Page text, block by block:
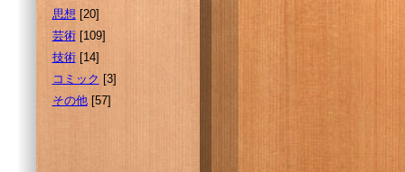
思想 [20]
芸術[109]
技術[14]
コミック [3]
その他[57]